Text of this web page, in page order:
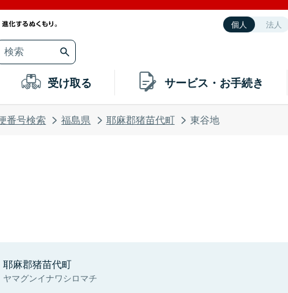
個人 法人
受け取る サービス・お手続き
番号検索 福島県 耶麻郡猪苗代町 東谷地
耶麻郡猪苗代町
ヤマグンイナワシロマチ